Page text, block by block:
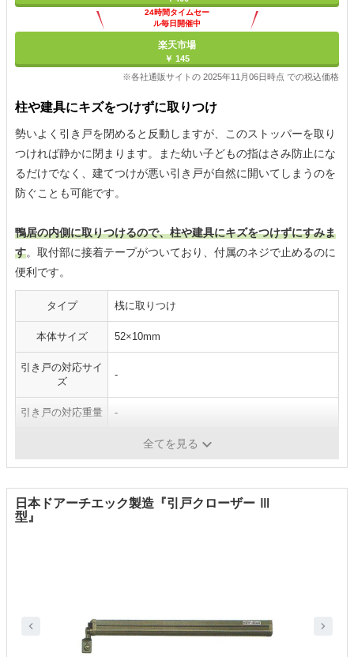
24時間タイムセー
ル毎日開催中
楽天市場
￥ 145
※各社通販サイトの 2025年11月06日時点 での税込価格
柱や建具にキズをつけずに取りつけ
勢いよく引き戸を閉めると反動しますが、このストッパーを取り
つければ静かに閉まります。また幼い子どもの指はさみ防止にな
るだけでなく、建てつけが悪い引き戸が自然に開いてしまうのを
防ぐことも可能です。
鴨居の内側に取りつけるので、柱や建具にキズをつけずにすみま
す。取付部に接着テープがついており、付属のネジで止めるのに
便利です。
タイプ 桟に取りつけ
本体サイズ 52×10mm
引き戸の対応サイ
ズ
-
引き戸の対応重量 -
ネジ止め全てを見る
日本ドアーチエック製造『引戸クローザー Ⅲ
型』